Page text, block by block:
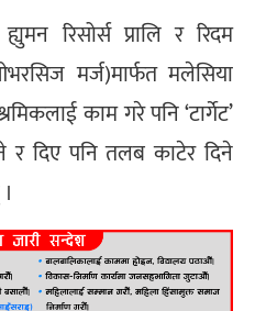
रिसोर्स प्रालि र रिदम
मर्ज)मार्फत मलेसिया
काम गरे पनि ‘टार्गेट’
दिए पनि तलब काटेर दिने